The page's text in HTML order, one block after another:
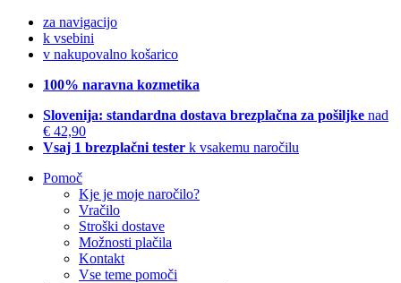
za navigacijo
k vsebini
v nakupovalno košarico
100% naravna kozmetika
Slovenija: standardna dostava brezplačna za pošiljke nad
€ 42,90
Vsaj 1 brezplačni tester k vsakemu naročilu
Pomoč
Kje je moje naročilo?
Vračilo
Stroški dostave
Možnosti plačila
Kontakt
Vse teme pomoči